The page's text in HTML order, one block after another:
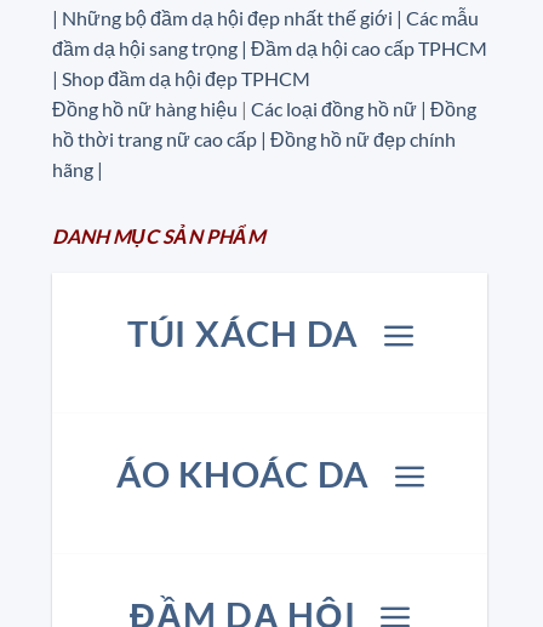
| Những bộ đầm dạ hội đẹp nhất thế giới | Các mẫu
đầm dạ hội sang trọng | Đầm dạ hội cao cấp TPHCM
| Shop đầm dạ hội đẹp TPHCM
Đồng hồ nữ hàng hiệu | Các loại đồng hồ nữ | Đồng
hồ thời trang nữ cao cấp | Đồng hồ nữ đẹp chính
hãng |
DANH MỤCSẢNPHẨM
TÚI XÁCH DA
ÁO KHOÁC DA
ĐẦM DẠ HỘI